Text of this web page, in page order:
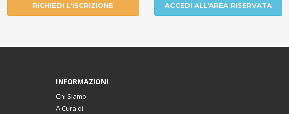
RICHIEDI L'ISCRIZIONE ACCEDI ALL'AREA RISERVATA
INFORMAZIONI
Chi Siamo
A Cura di